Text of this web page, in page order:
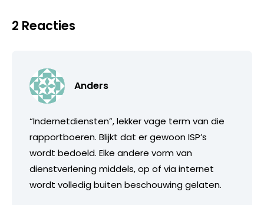
2 Reacties
Anders
“Indernetdiensten”, lekker vage term van die
rapportboeren. Blijkt dat er gewoon ISP’s
wordt bedoeld. Elke andere vorm van
dienstverlening middels, op of via internet
wordt volledig buiten beschouwing gelaten.